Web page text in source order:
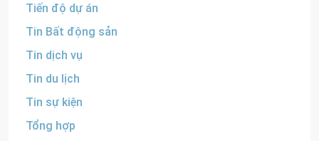
Tiến độ dự án
Tin Bất động sản
Tin dịch vụ
Tin du lịch
Tin sự kiện
Tổng hợp